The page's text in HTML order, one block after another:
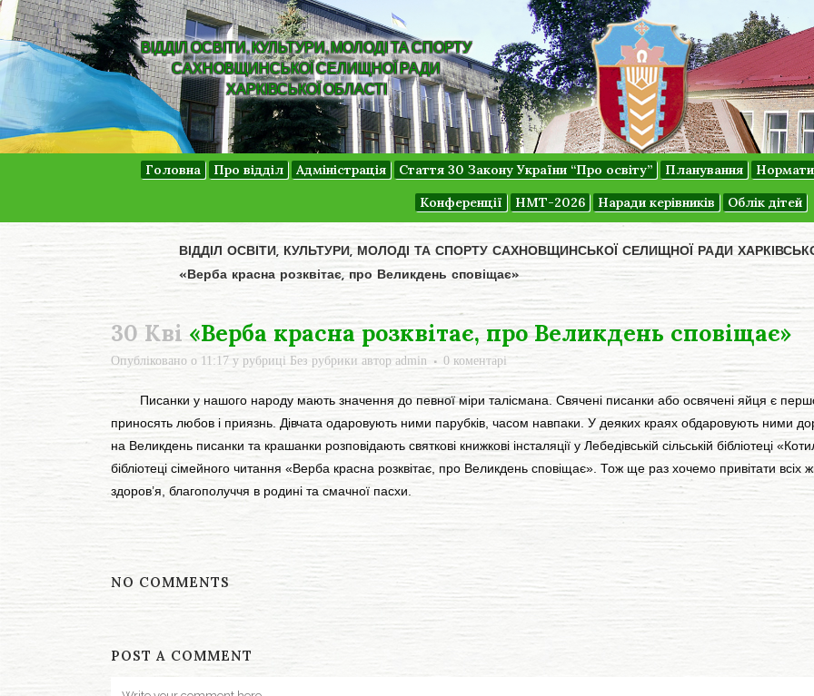
ВІДДІЛ ОСВІТИ, КУЛЬТУРИ, МОЛОДІ ТА СПОРТУ
САХНОВЩИНСЬКОЇ СЕЛИЩНОЇ РАДИ
ХАРКІВСЬКОЇ ОБЛАСТІ
Головна Про відділ Адміністрація Стаття 30 Закону України “Про освіту” Планування
Конференції
НМТ-2026 Наради керівників Облік дітей
ВІДДІЛ ОСВІТИ, КУЛЬТУРИ, МОЛОДІ ТА СПОРТУ САХНОВЩИНСЬКОЇ СЕЛИЩНОЇ РАДИ
«Верба красна розквітає, про Великдень сповіщає»
30 Кві«Верба красна розквітає, про Великдень сповіщає»
Опубліковано о 11:17 у рубриці Без рубрики автор admin 0 коментарі
Писанки у нашого народу мають значення до певної міри талісмана. Свячені писанки або освячені яйця є
приносять любов і приязнь. Дівчата одаровують ними парубків, часом навпаки. У деяких краях обдаровують ними
на Великдень писанки та крашанки розповідають святкові книжкові інсталяції у Лебедівській сільській бібліотеці
бібліотеці сімейного читання «Верба красна розквітає, про Великдень сповіщає». Тож ще раз хочемо привітати
здоров’я, благополуччя в родині та смачної пасхи.
NO COMMENTS
POST A COMMENT